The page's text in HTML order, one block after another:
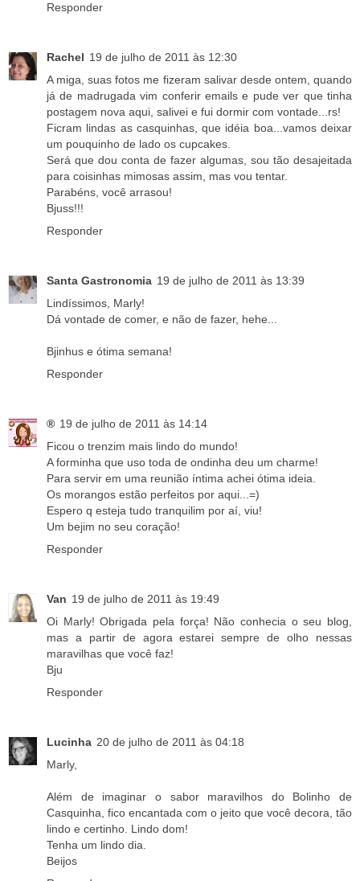
Responder
Rachel 19 de julho de 2011 às 12:30
A miga, suas fotos me fizeram salivar desde ontem, quando
já de madrugada vim conferir emails e pude ver que tinha
postagem nova aqui, salivei e fui dormir com vontade...rs!
Ficram lindas as casquinhas, que idéia boa...vamos deixar
um pouquinho de lado os cupcakes.
Será que dou conta de fazer algumas, sou tão desajeitada
para coisinhas mimosas assim, mas vou tentar.
Parabéns, você arrasou!
Bjuss!!!
Responder
Santa Gastronomia 19 de julho de 2011 às 13:39
Lindíssimos, Marly!
Dá vontade de comer, e não de fazer, hehe...
Bjinhus e ótima semana!
Responder
® 19 de julho de 2011 às 14:14
Ficou o trenzim mais lindo do mundo!
A forminha que uso toda de ondinha deu um charme!
Para servir em uma reunião íntima achei ótima ideia.
Os morangos estão perfeitos por aqui...=)
Espero q esteja tudo tranquilim por aí, viu!
Um bejim no seu coração!
Responder
Van 19 de julho de 2011 às 19:49
Oi Marly! Obrigada pela força! Não conhecia o seu blog,
mas a partir de agora estarei sempre de olho nessas
maravilhas que você faz!
Bju
Responder
Lucinha 20 de julho de 2011 às 04:18
Marly,
Além de imaginar o sabor maravilhos do Bolinho de
Casquinha, fico encantada com o jeito que você decora, tão
lindo e certinho. Lindo dom!
Tenha um lindo dia.
Beijos